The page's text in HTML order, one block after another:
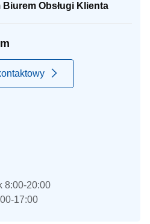
Biurem Obsługi Klienta
8:00-20:00
17:00